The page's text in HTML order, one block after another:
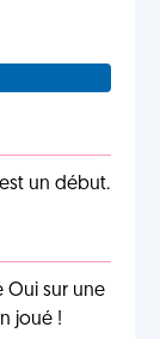
un début.
Oui sur une
joué !